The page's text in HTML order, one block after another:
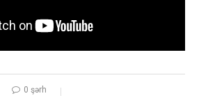
0 şərh